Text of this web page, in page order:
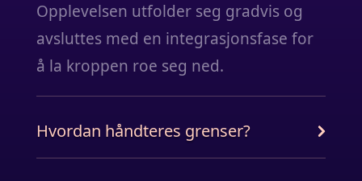
Opplevelsen utfolder seg gradvis og
avsluttes med en integrasjonsfase for
å la kroppen roe seg ned.
Hvordan håndteres grenser?